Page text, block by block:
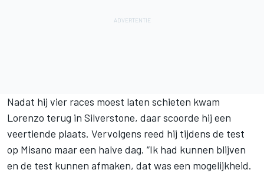
Nadat hij vier races moest laten schieten kwam
Lorenzo terug in Silverstone, daar scoorde hij een
veertiende plaats. Vervolgens reed hij tijdens de test
op Misano maar een halve dag. “Ik had kunnen blijven
en de test kunnen afmaken, dat was een mogelijkheid.